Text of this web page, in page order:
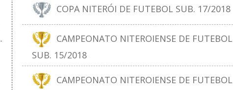
COPA NITERÓI DE FUTEBOL SUB. 17/2018
CAMPEONATO NITEROIENSE DE FUTEBOL
SUB. 15/2018
CAMPEONATO NITEROIENSE DE FUTEBOL